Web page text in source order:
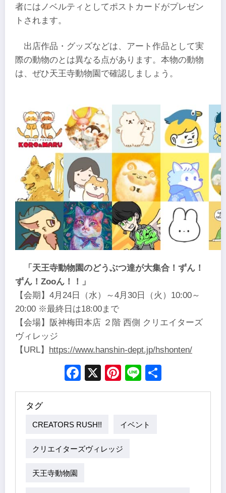
者にはノベルティとしてポストカードがプレゼン
トされます。
出店作品・グッズなどは、アート作品として実
際の動物のとは異なる点があります。本物の動物
は、ぜひ天王寺動物園で確認しましょう。
「天王寺動物園のどうぶつ達が大集合！ずん！
ずん！Zooん！！」
【会期】4月24日（水）～4月30日（火）10:00～
20:00 ※最終日は18:00まで
【会場】阪神梅田本店 ２階 西側 クリエイターズ
ヴィレッジ
【URL】
https://www.hanshin-dept.jp/hshonten/
Facebook
X Pinterest
Line
タグ
CREATORS RUSH!! イベント
クリエイターズヴィレッジ
天王寺動物園